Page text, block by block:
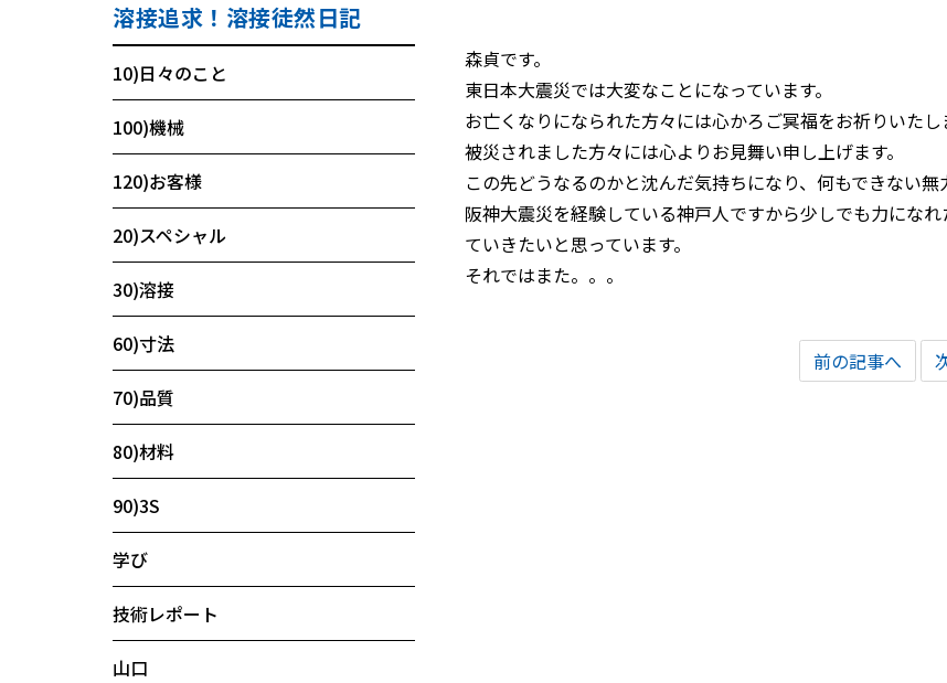
森貞です。
東日本大震災では大変なことになっています。
お亡くなりになられた方々には心かろご冥福をお祈りいたし
被災されました方々には心よりお見舞い申し上げます。
この先どうなるのかと沈んだ気持ちになり、何もできない無
阪神大震災を経験している神戸人ですから少しでも力にな
ていきたいと思っています。
それではまた。。。
前の記事へ
溶接追求！溶接徒然日記
10)日々のこと
100)機械
120)お客様
20)スペシャル
30)溶接
60)寸法
70)品質
80)材料
90)3S
学び
技術レポート
山口